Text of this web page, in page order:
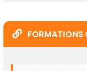
FORMATIONS